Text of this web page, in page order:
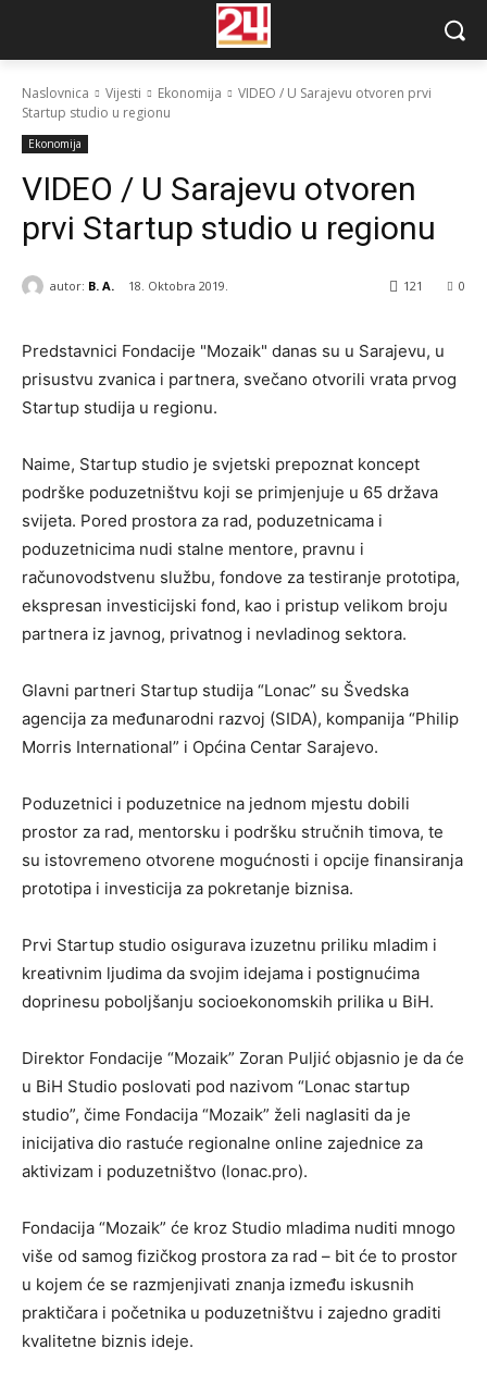
Naslovnica Vijesti Ekonomija
VIDEO / U Sarajevu otvoren prvi
Startup studio u regionu
Ekonomija
VIDEO / U Sarajevu otvoren
prvi Startup studio u regionu
autor: B. A. 18. Oktobra 2019. 0
121
Predstavnici Fondacije "Mozaik" danas su u Sarajevu, u
prisustvu zvanica i partnera, svečano otvorili vrata prvog
Startup studija u regionu.
Naime, Startup studio je svjetski prepoznat koncept
podrške poduzetništvu koji se primjenjuje u 65 država
svijeta. Pored prostora za rad, poduzetnicama i
poduzetnicima nudi stalne mentore, pravnu i
računovodstvenu službu, fondove za testiranje prototipa,
ekspresan investicijski fond, kao i pristup velikom broju
partnera iz javnog, privatnog i nevladinog sektora.
Glavni partneri Startup studija “Lonac” su Švedska
agencija za međunarodni razvoj (SIDA), kompanija “Philip
Morris International” i Općina Centar Sarajevo.
Poduzetnici i poduzetnice na jednom mjestu dobili
prostor za rad, mentorsku i podršku stručnih timova, te
su istovremeno otvorene mogućnosti i opcije finansiranja
prototipa i investicija za pokretanje biznisa.
Prvi Startup studio osigurava izuzetnu priliku mladim i
kreativnim ljudima da svojim idejama i postignućima
doprinesu poboljšanju socioekonomskih prilika u BiH.
Direktor Fondacije “Mozaik” Zoran Puljić objasnio je da će
u BiH Studio poslovati pod nazivom “Lonac startup
studio”, čime Fondacija “Mozaik” želi naglasiti da je
inicijativa dio rastuće regionalne online zajednice za
aktivizam i poduzetništvo (lonac.pro).
Fondacija “Mozaik” će kroz Studio mladima nuditi mnogo
više od samog fizičkog prostora za rad – bit će to prostor
u kojem će se razmjenjivati znanja između iskusnih
praktičara i početnika u poduzetništvu i zajedno graditi
kvalitetne biznis ideje.